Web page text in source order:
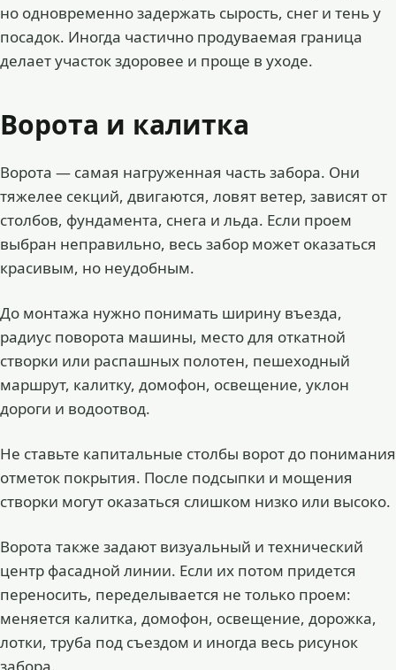
но одновременно задержать сырость, снег и тень у
посадок. Иногда частично продуваемая граница
делает участок здоровее и проще в уходе.
Ворота и калитка
Ворота — самая нагруженная часть забора. Они
тяжелее секций, двигаются, ловят ветер, зависят от
столбов, фундамента, снега и льда. Если проем
выбран неправильно, весь забор может оказаться
красивым, но неудобным.
До монтажа нужно понимать ширину въезда,
радиус поворота машины, место для откатной
створки или распашных полотен, пешеходный
маршрут, калитку, домофон, освещение, уклон
дороги и водоотвод.
Не ставьте капитальные столбы ворот до понимания
отметок покрытия. После подсыпки и мощения
створки могут оказаться слишком низко или высоко.
Ворота также задают визуальный и технический
центр фасадной линии. Если их потом придется
переносить, переделывается не только проем:
меняется калитка, домофон, освещение, дорожка,
лотки, труба под съездом и иногда весь рисунок
забора.